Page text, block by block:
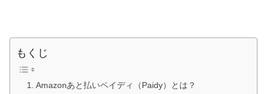
もくじ
Amazonあと払いペイディ（Paidy）とは？